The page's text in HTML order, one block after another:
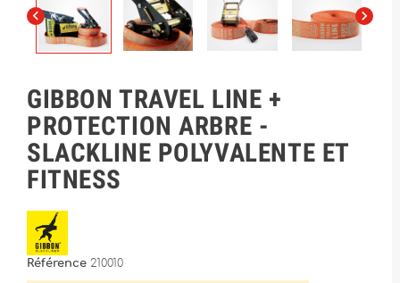
 
GIBBON TRAVEL LINE +
PROTECTION ARBRE -
SLACKLINE POLYVALENTE ET
FITNESS
Référence 210010